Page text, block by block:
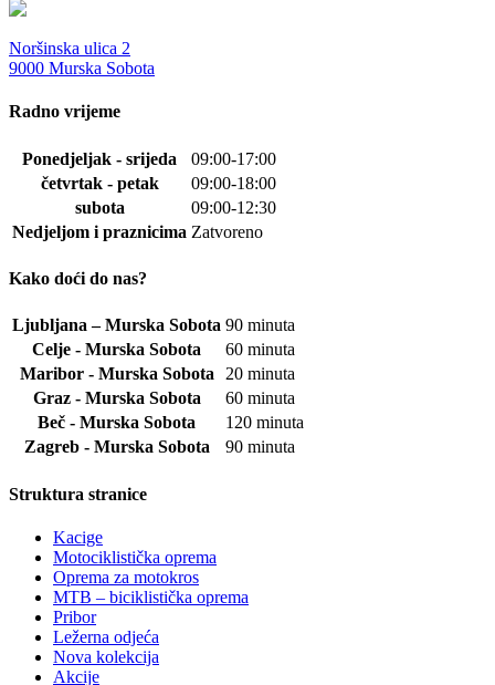
Noršinska ulica 2
9000 Murska Sobota
Radno vrijeme
Ponedjeljak - srijeda
09:00-17:00
četvrtak - petak
09:00-18:00
subota
09:00-12:30
Nedjeljom i praznicima Zatvoreno
Kako doći do nas?
Ljubljana – Murska Sobota 90 minuta
Celje - Murska Sobota
60 minuta
Maribor - Murska Sobota
20 minuta
Graz - Murska Sobota
60 minuta
Beč - Murska Sobota
120 minuta
Zagreb - Murska Sobota
90 minuta
Struktura stranice
Kacige
Motociklistička oprema
Oprema za motokros
MTB – biciklistička oprema
Pribor
Ležerna odjeća
Nova kolekcija
Akcije